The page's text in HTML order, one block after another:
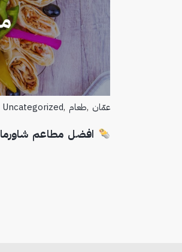
Uncategorized, طعام, عمّان
افضل مطاعم شاورما